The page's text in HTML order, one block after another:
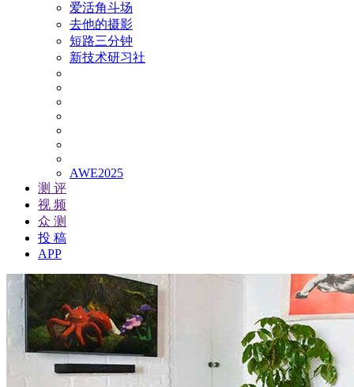
爱活角斗场
去他的摄影
短路三分钟
新技术研习社
AWE2025
测 评
视 频
众 测
投 稿
APP